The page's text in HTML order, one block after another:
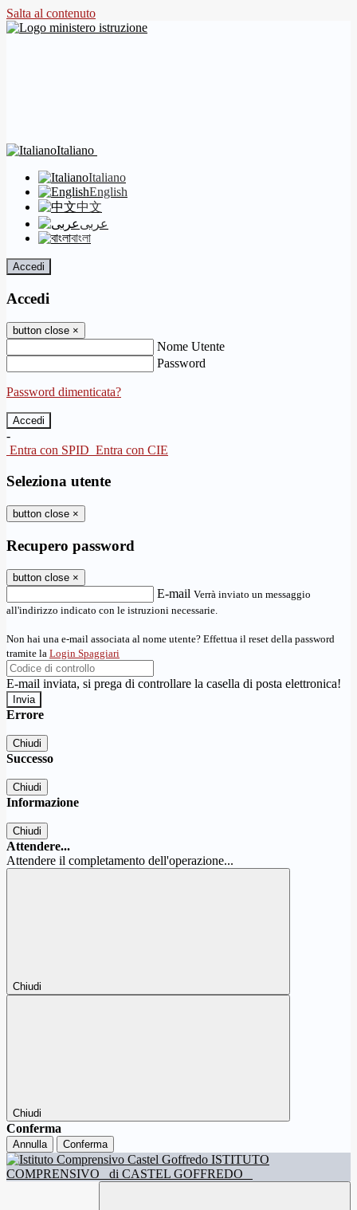
Salta al contenuto
Italiano
Italiano
English
中文
عربى
বাংলা
Accedi
Accedi
button close ×
Nome Utente
Password
Password dimenticata?
-
Entra con SPID Entra con CIE
Seleziona utente
button close ×
Recupero password
button close ×
E-mail Verrà inviato un messaggio
all'indirizzo indicato con le istruzioni necessarie.
Non hai una e-mail associata al nome utente? Effettua il reset della password
tramite la Login Spaggiari
E-mail inviata, si prega di controllare la casella di posta elettronica!
Errore
Chiudi
Successo
Chiudi
Informazione
Chiudi
Attendere...
Attendere il completamento dell'operazione...
Chiudi
Chiudi
Conferma
Annulla Conferma
ISTITUTO
COMPRENSIVO
di CASTEL GOFFREDO